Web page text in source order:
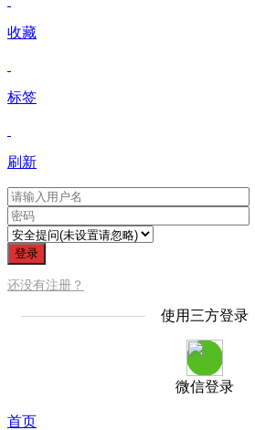
收藏
标签
刷新
登录
还没有注册？
使用三方登录
微信登录
首页